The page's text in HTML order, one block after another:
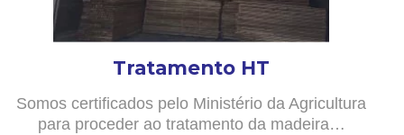
Tratamento HT
Somos certificados pelo Ministério da Agricultura
para proceder ao tratamento da madeira…